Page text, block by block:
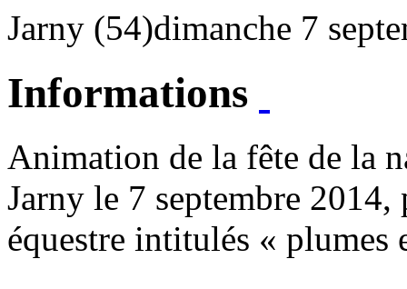
Jarny (54)dimanche 7
Informations
Animation de la fête de la
Jarny le 7 septembre 2014,
équestre intitulés « plumes